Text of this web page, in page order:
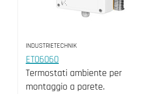
INDUSTRIETECHNIK
ET06060
Termostati ambiente per
montaggio a parete.